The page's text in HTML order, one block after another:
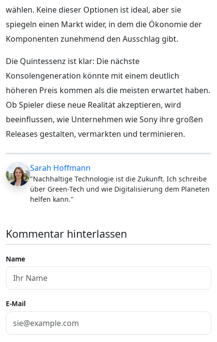
wählen. Keine dieser Optionen ist ideal, aber sie
spiegeln einen Markt wider, in dem die Ökonomie der
Komponenten zunehmend den Ausschlag gibt.
Die Quintessenz ist klar: Die nächste
Konsolengeneration könnte mit einem deutlich
höheren Preis kommen als die meisten erwartet haben.
Ob Spieler diese neue Realität akzeptieren, wird
beeinflussen, wie Unternehmen wie Sony ihre großen
Releases gestalten, vermarkten und terminieren.
Sarah Hoffmann
"Nachhaltige Technologie ist die Zukunft. Ich schreibe
über Green-Tech und wie Digitalisierung dem Planeten
helfen kann."
Kommentar hinterlassen
Name
E-Mail